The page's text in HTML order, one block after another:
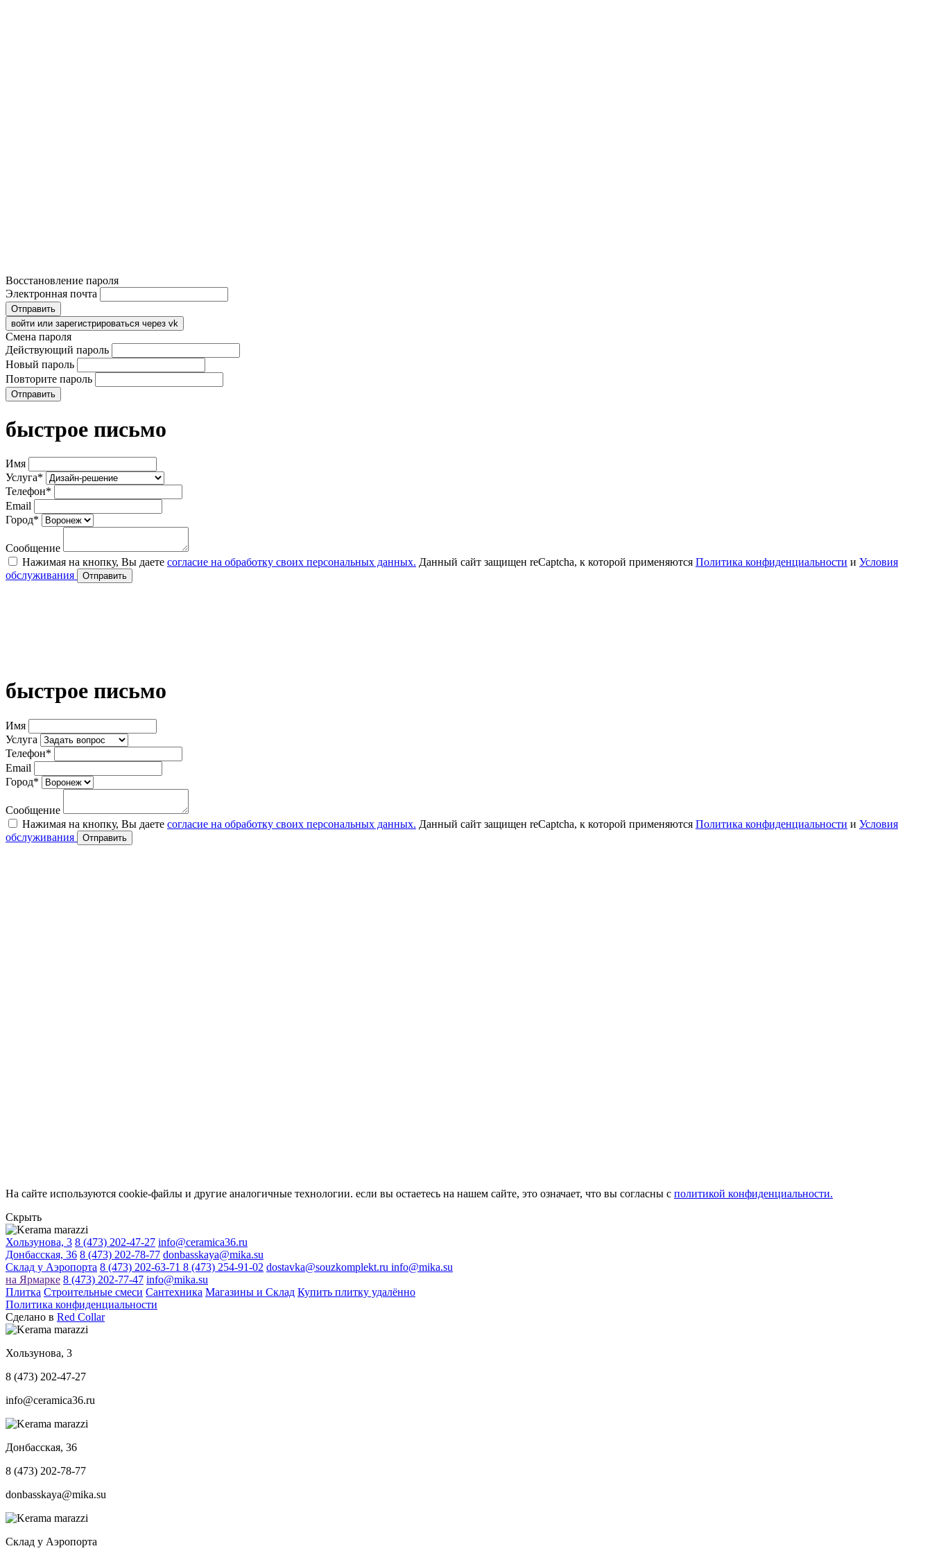
Восстановление пароля
Электронная почта
Отправить
войти или зарегистрироваться через vk
Смена пароля
Действующий пароль
Новый пароль
Повторите пароль
Отправить
быстрое письмо
Имя
Услуга*
Телефон*
Email
Город*
Сообщение
Нажимая на кнопку, Вы даете согласие на обработку своих персональных данных. Данный сайт защищен reCaptcha, к которой применяются Политика конфиденциальности и Условия
обслуживания
быстрое письмо
Имя
Услуга
Телефон*
Email
Город*
Сообщение
Нажимая на кнопку, Вы даете согласие на обработку своих персональных данных. Данный сайт защищен reCaptcha, к которой применяются Политика конфиденциальности и Условия
обслуживания
На сайте используются cookie-файлы и другие аналогичные технологии. если вы остаетесь на нашем сайте, это означает, что вы согласны с политикой конфиденциальности.
Скрыть
Хользунова, 3 8 (473) 202-47-27 info@ceramica36.ru
Донбасская, 36 8 (473) 202-78-77 donbasskaya@mika.su
Склад у Аэропорта 8 (473) 202-63-71 8 (473) 254-91-02 dostavka@souzkomplekt.ru info@mika.su
на Ярмарке 8 (473) 202-77-47 info@mika.su
Плитка Строительные смеси Сантехника Магазины и Склад Купить плитку удалённо
Политика конфиденциальности
Сделано в Red Collar
Хользунова, 3
8 (473) 202-47-27
info@ceramica36.ru
Донбасская, 36
8 (473) 202-78-77
donbasskaya@mika.su
Склад у Аэропорта